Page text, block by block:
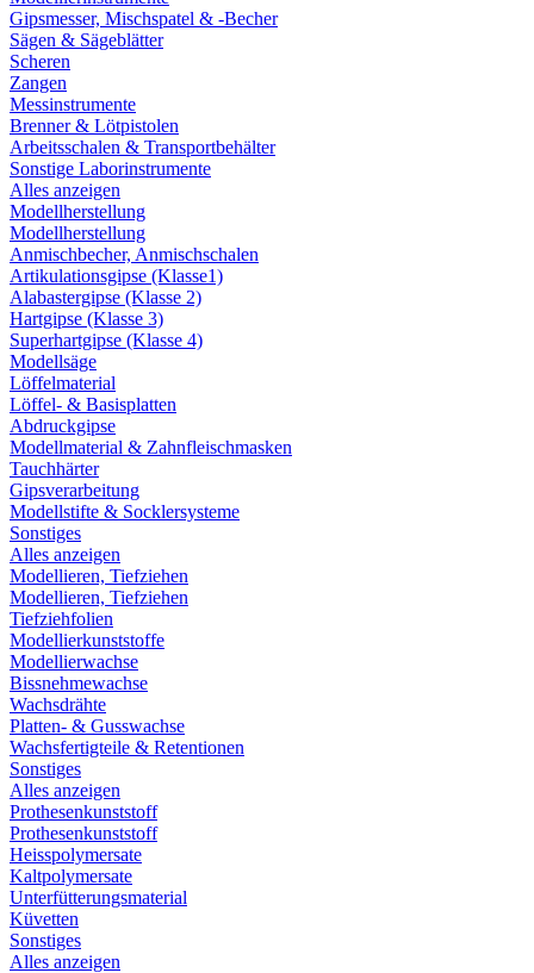
Gipsmesser, Mischspatel & -Becher
Sägen & Sägeblätter
Scheren
Zangen
Messinstrumente
Brenner & Lötpistolen
Arbeitsschalen & Transportbehälter
Sonstige Laborinstrumente
Alles anzeigen
Modellherstellung
Modellherstellung
Anmischbecher, Anmischschalen
Artikulationsgipse (Klasse1)
Alabastergipse (Klasse 2)
Hartgipse (Klasse 3)
Superhartgipse (Klasse 4)
Modellsäge
Löffelmaterial
Löffel- & Basisplatten
Abdruckgipse
Modellmaterial & Zahnfleischmasken
Tauchhärter
Gipsverarbeitung
Modellstifte & Socklersysteme
Sonstiges
Alles anzeigen
Modellieren, Tiefziehen
Modellieren, Tiefziehen
Tiefziehfolien
Modellierkunststoffe
Modellierwachse
Bissnehmewachse
Wachsdrähte
Platten- & Gusswachse
Wachsfertigteile & Retentionen
Sonstiges
Alles anzeigen
Prothesenkunststoff
Prothesenkunststoff
Heisspolymersate
Kaltpolymersate
Unterfütterungsmaterial
Küvetten
Sonstiges
Alles anzeigen